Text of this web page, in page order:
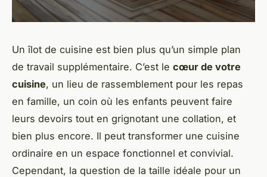
Un îlot de cuisine est bien plus qu’un simple plan
de travail supplémentaire. C’est le cœur de votre
cuisine, un lieu de rassemblement pour les repas
en famille, un coin où les enfants peuvent faire
leurs devoirs tout en grignotant une collation, et
bien plus encore. Il peut transformer une cuisine
ordinaire en un espace fonctionnel et convivial.
Cependant, la question de la taille idéale pour un